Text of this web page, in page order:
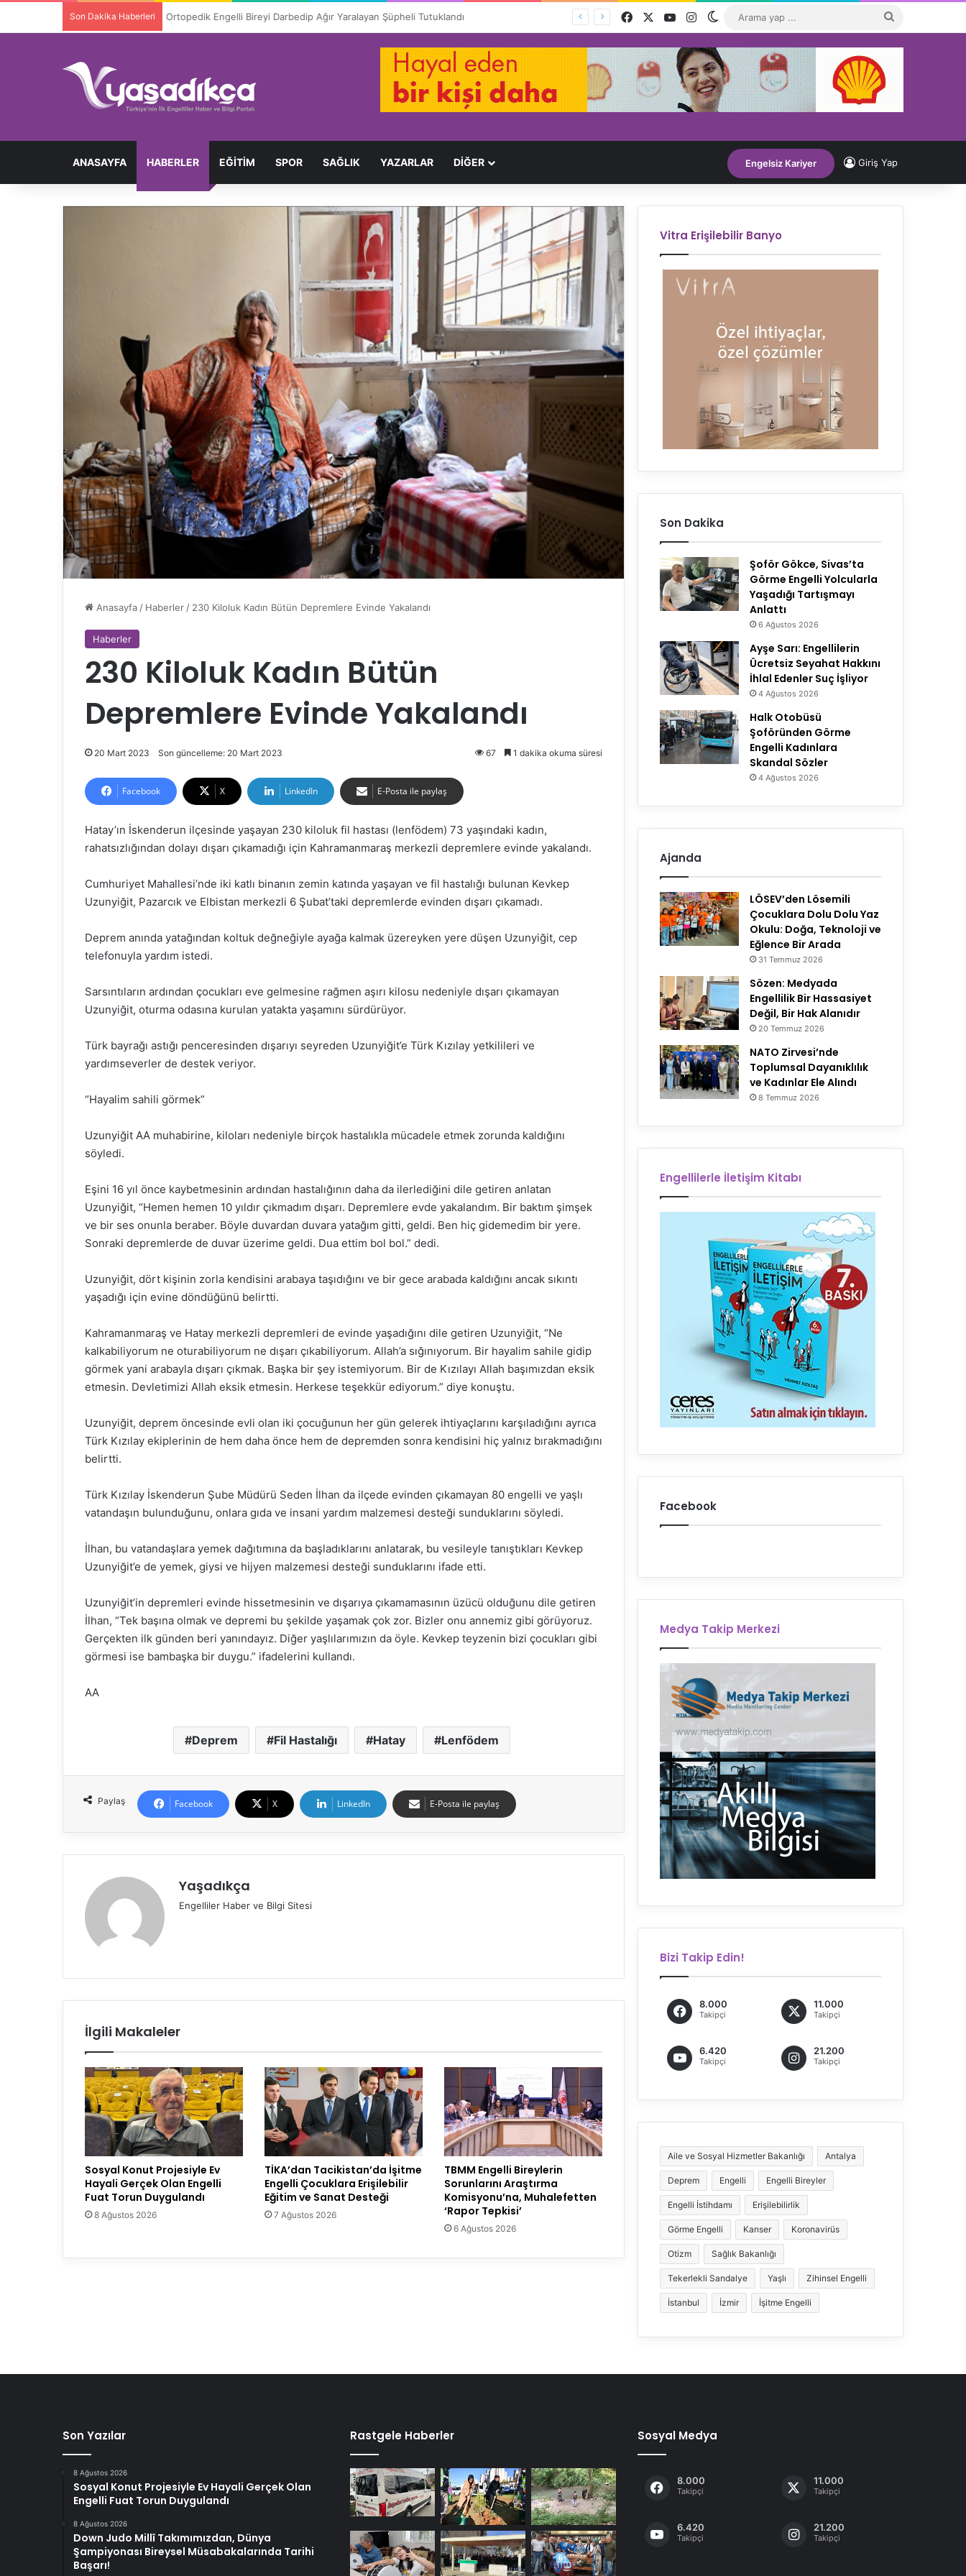
Son Dakika Haberleri Ortopedik Engelli Bireyi Darbedip Ağır Yaralayan Şüpheli Tutuklandı Facebook YouTubeInstagramDış görünümü değiştir
...
ANASAYFA HABERLER EĞITIM SPOR SAĞLIK YAZARLAR DİĞER Engelsiz Kariyer Giriş Yap
Anasayfa/ Haberler/ 230 Kiloluk Kadın Bütün Depremlere Evinde Yakalandı
Haberler
230 Kiloluk Kadın Bütün
Depremlere Evinde Yakalandı
20 Mart 2023 Son güncelleme: 20 Mart 2023 67 1 dakika okuma süresi
Facebook X LinkedIn E-Posta ile paylaş
Hatay’ın İskenderun ilçesinde yaşayan 230 kiloluk fil hastası (lenfödem) 73 yaşındaki kadın,
rahatsızlığından dolayı dışarı çıkamadığı için Kahramanmaraş merkezli depremlere evinde yakalandı.
Cumhuriyet Mahallesi’nde iki katlı binanın zemin katında yaşayan ve fil hastalığı bulunan Kevkep
Uzunyiğit, Pazarcık ve Elbistan merkezli 6 Şubat’taki depremlerde evinden dışarı çıkamadı.
Deprem anında yatağından koltuk değneğiyle ayağa kalmak üzereyken yere düşen Uzunyiğit, cep
telefonuyla yardım istedi.
Sarsıntıların ardından çocukları eve gelmesine rağmen aşırı kilosu nedeniyle dışarı çıkamayan
Uzunyiğit, oturma odasına kurulan yatakta yaşamını sürdürüyor.
Türk bayrağı astığı penceresinden dışarıyı seyreden Uzunyiğit’e Türk Kızılay yetkilileri ve
yardımseverler de destek veriyor.
“Hayalim sahili görmek”
Uzunyiğit AA muhabirine, kiloları nedeniyle birçok hastalıkla mücadele etmek zorunda kaldığını
söyledi.
Eşini 16 yıl önce kaybetmesinin ardından hastalığının daha da ilerlediğini dile getiren anlatan
Uzunyiğit, “Hemen hemen 10 yıldır çıkmadım dışarı. Depremlere evde yakalandım. Bir baktım şimşek
ve bir ses onunla beraber. Böyle duvardan duvara yatağım gitti, geldi. Ben hiç gidemedim bir yere.
Sonraki depremlerde de duvar üzerime geldi. Dua ettim bol bol.” dedi.
Uzunyiğit, dört kişinin zorla kendisini arabaya taşıdığını ve bir gece arabada kaldığını ancak sıkıntı
yaşadığı için evine döndüğünü belirtti.
Kahramanmaraş ve Hatay merkezli depremleri de evinde yaşadığını dile getiren Uzunyiğit, “Ne
kalkabiliyorum ne oturabiliyorum ne dışarı çıkabiliyorum. Allah’a sığınıyorum. Bir hayalim sahile gidip
görmek yani arabayla dışarı çıkmak. Başka bir şey istemiyorum. Bir de Kızılayı Allah başımızdan eksik
etmesin. Devletimizi Allah eksik etmesin. Herkese teşekkür ediyorum.” diye konuştu.
Uzunyiğit, deprem öncesinde evli olan iki çocuğunun her gün gelerek ihtiyaçlarını karşıladığını ayrıca
Türk Kızılay ekiplerinin de hem daha önce hem de depremden sonra kendisini hiç yalnız bırakmadığını
belirtti.
Türk Kızılay İskenderun Şube Müdürü Seden İlhan da ilçede evinden çıkamayan 80 engelli ve yaşlı
vatandaşın bulunduğunu, onlara gıda ve insani yardım malzemesi desteği sunduklarını söyledi.
İlhan, bu vatandaşlara yemek dağıtımına da başladıklarını anlatarak, bu vesileyle tanıştıkları Kevkep
Uzunyiğit’e de yemek, giysi ve hijyen malzemesi desteği sunduklarını ifade etti.
Uzunyiğit’in depremleri evinde hissetmesinin ve dışarıya çıkamamasının üzücü olduğunu dile getiren
İlhan, “Tek başına olmak ve depremi bu şekilde yaşamak çok zor. Bizler onu annemiz gibi görüyoruz.
Gerçekten ilk günden beri yanındayız. Diğer yaşlılarımızın da öyle. Kevkep teyzenin bizi çocukları gibi
görmesi ise bambaşka bir duygu.” ifadelerini kullandı.
AA
Deprem Fil Hastalığı Hatay Lenfödem
Paylaş Facebook X LinkedIn E-Posta ile paylaş
Yaşadıkça
Engelliler Haber ve Bilgi Sitesi
İlgili Makaleler
Sosyal Konut Projesiyle Ev
Hayali Gerçek Olan Engelli
Fuat Torun Duygulandı
8 Ağustos 2026
TİKA’dan Tacikistan’da İşitme
Engelli Çocuklara Erişilebilir
Eğitim ve Sanat Desteği
7 Ağustos 2026
TBMM Engelli Bireylerin
Sorunlarını Araştırma
Komisyonu’na, Muhalefetten
‘Rapor Tepkisi’
6 Ağustos 2026
Vitra Erişilebilir Banyo
Son Dakika
Şoför Gökce, Sivas’ta
Görme Engelli Yolcularla
Yaşadığı Tartışmayı
Anlattı
6 Ağustos 2026
Ayşe Sarı: Engellilerin
Ücretsiz Seyahat Hakkını
İhlal Edenler Suç İşliyor
4 Ağustos 2026
Halk Otobüsü
Şoföründen Görme
Engelli Kadınlara
Skandal Sözler
4 Ağustos 2026
Ajanda
LÖSEV’den Lösemili
Çocuklara Dolu Dolu Yaz
Okulu: Doğa, Teknoloji ve
Eğlence Bir Arada
31 Temmuz 2026
Sözen: Medyada
Engellilik Bir Hassasiyet
Değil, Bir Hak Alanıdır
20 Temmuz 2026
NATO Zirvesi’nde
Toplumsal Dayanıklılık
ve Kadınlar Ele Alındı
8 Temmuz 2026
Engellilerle İletişim Kitabı
Facebook
Medya Takip Merkezi
Bizi Takip Edin!
8.000
Takipçi
11.000
Takipçi
6.420
Takipçi
21.200
Takipçi
Aile ve Sosyal Hizmetler Bakanlığı Antalya
Deprem Engelli Engelli Bireyler
Engelli İstihdamı Erişilebilirlik
Görme Engelli Kanser Koronavirüs
Otizm Sağlık Bakanlığı
Tekerlekli Sandalye Yaşlı Zihinsel Engelli
İstanbul İzmir İşitme Engelli
Son Yazılar
8 Ağustos 2026
Sosyal Konut Projesiyle Ev Hayali Gerçek Olan
Engelli Fuat Torun Duygulandı
8 Ağustos 2026
Down Judo Millî Takımımızdan, Dünya
Şampiyonası Bireysel Müsabakalarında Tarihi
Başarı!
Rastgele Haberler Sosyal Medya
8.000
Takipçi
11.000
Takipçi
6.420
Takipçi
21.200
Takipçi